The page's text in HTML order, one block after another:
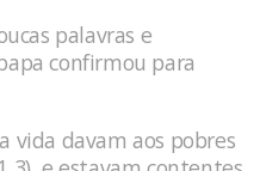
palavras e
confirmou para
vida davam aos pobres